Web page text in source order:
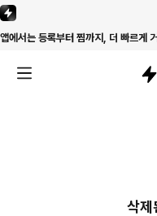
앱에서는 등록부터 찜까지, 더 빠르게
삭제